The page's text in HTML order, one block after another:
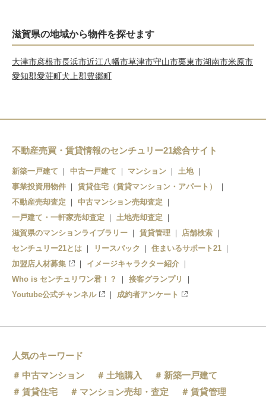
滋賀県の地域から物件を探せます
大津市彦根市長浜市近江八幡市草津市守山市栗東市湖南市米原市
愛知郡愛荘町犬上郡豊郷町
不動産売買・賃貸情報のセンチュリー21総合サイト
新築一戸建て 中古一戸建て マンション
土地
事業投資用物件
賃貸住宅（賃貸マンション・アパート）
不動産売却査定
中古マンション売却査定
一戸建て・一軒家売却査定
土地売却査定
滋賀県のマンションライブラリー
賃貸管理
店舗検索
センチュリー21とは
リースバック
住まいるサポート21
加盟店人材募集
イメージキャラクター紹介
Who is センチュリワン君！？
接客グランプリ
Youtube公式チャンネル
成約者アンケート
人気のキーワード
中古マンション
土地購入
新築一戸建て
賃貸住宅
マンション売却・査定
賃貸管理